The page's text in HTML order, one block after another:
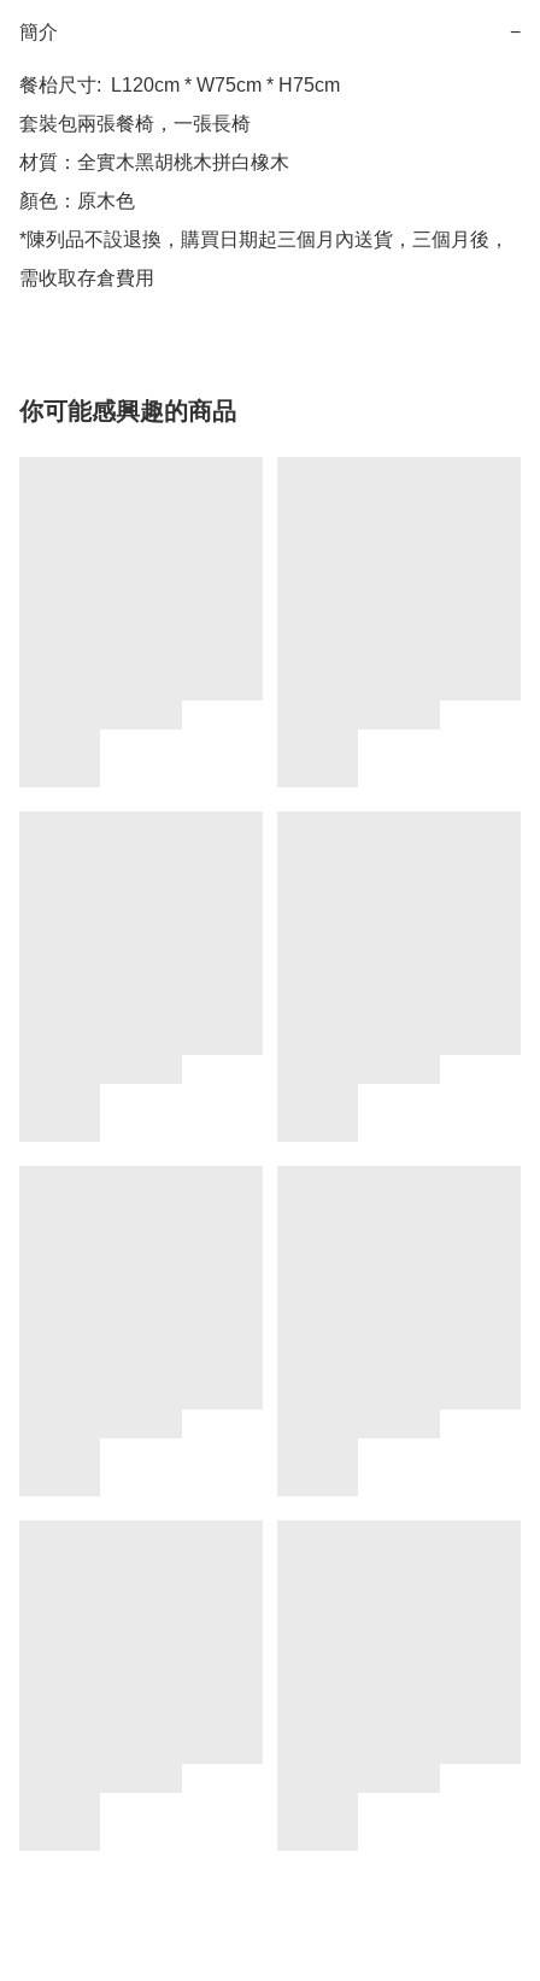
簡介 −
餐枱尺寸:  L120cm * W75cm * H75cm
套裝包兩張餐椅，一張長椅
材質：全實木黑胡桃木拼白橡木
顏色：原木色
*陳列品不設退換，購買日期起三個月內送貨，三個月後，
你可能感興趣的商品